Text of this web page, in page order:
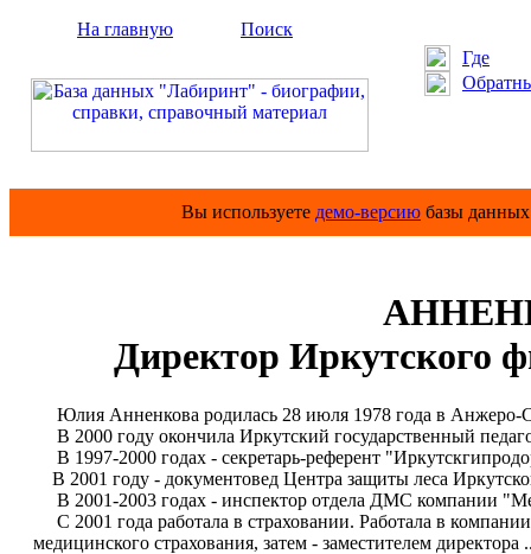
На главную
Поиск
Где
Вы используете демо-версию базы
Директор
Юлия Анненкова родилась 28 июля 1978 года в Анжеро-
В 2000 году окончила Иркутский государственный
В 1997-2000 годах - секретарь-референт
В 2001 году - документовед Центра защиты леса
В 2001-2003 годах - инспектор отдела ДМС компании
С 2001 года работала в страховании. Работала в
медицинского страхования, затем - заместителем директора